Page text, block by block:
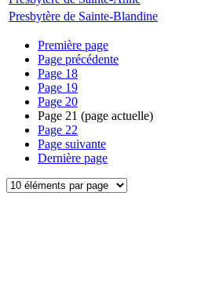
Presbytère de Sainte-Blandine
Première page
Page précédente
Page 18
Page 19
Page 20
Page 21 (page actuelle)
Page 22
Page suivante
Dernière page